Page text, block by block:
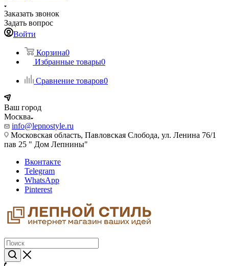
Заказать звонок
Задать вопрос
Войти
Корзина0
Избранные товары0
Сравнение товаров0
Ваш город
Москва
info@lepnostyle.ru
Московская область, Павловская Слобода, ул. Ленина 76/1
пав 25 " Дом Лепнины"
Вконтакте
Telegram
WhatsApp
Pinterest